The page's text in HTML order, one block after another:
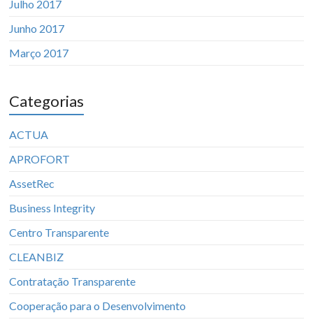
Julho 2017
Junho 2017
Março 2017
Categorias
ACTUA
APROFORT
AssetRec
Business Integrity
Centro Transparente
CLEANBIZ
Contratação Transparente
Cooperação para o Desenvolvimento